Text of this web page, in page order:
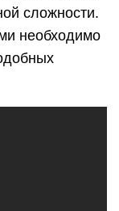
сложности.
необходимо